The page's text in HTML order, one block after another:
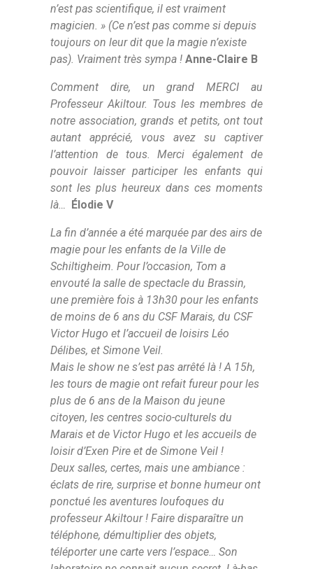
n’est pas scientifique, il est vraiment
magicien. » (Ce n’est pas comme si depuis
toujours on leur dit que la magie n’existe
pas). Vraiment très sympa ! Anne-Claire B
Comment dire, un grand MERCI au
Professeur Akiltour. Tous les membres de
notre association, grands et petits, ont tout
autant apprécié, vous avez su captiver
l’attention de tous. Merci également de
pouvoir laisser participer les enfants qui
sont les plus heureux dans ces moments
là…
Élodie V
La fin d’année a été marquée par des airs de
magie pour les enfants de la Ville de
Schiltigheim. Pour l’occasion, Tom a
envouté la salle de spectacle du Brassin,
une première fois à 13h30 pour les enfants
de moins de 6 ans du CSF Marais, du CSF
Victor Hugo et l’accueil de loisirs Léo
Délibes, et Simone Veil.
Mais le show ne s’est pas arrêté là ! A 15h,
les tours de magie ont refait fureur pour les
plus de 6 ans de la Maison du jeune
citoyen, les centres socio-culturels du
Marais et de Victor Hugo et les accueils de
loisir d’Exen Pire et de Simone Veil !
Deux salles, certes, mais une ambiance :
éclats de rire, surprise et bonne humeur ont
ponctué les aventures loufoques du
professeur Akiltour ! Faire disparaître un
téléphone, démultiplier des objets,
téléporter une carte vers l’espace… Son